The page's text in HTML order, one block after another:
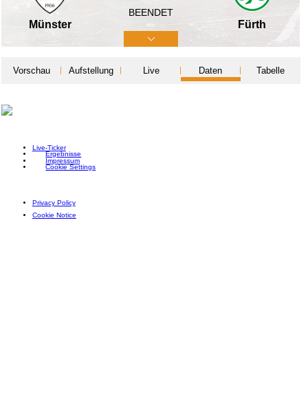
Münster
BEENDET
Fürth
Vorschau Aufstellung Live Daten Tabelle
Live-Ticker
Ergebnisse
Impressum
Cookie Settings
Privacy Policy
Cookie Notice